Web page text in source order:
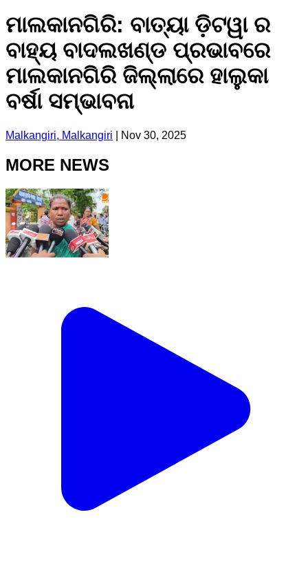
ମାଲକାନଗିରି: ବାତ୍ୟା ଡ଼ିଟୱା ର
ବାହ୍ୟ ବାଦଲଖଣ୍ଡ ପ୍ରଭାବରେ
ମାଲକାନଗିରି ଜିଲ୍ଲାରେ ହାଲୁକା
ବର୍ଷା ସମ୍ଭାବନା
Malkangiri, Malkangiri Nov 30, 2025
MORE NEWS